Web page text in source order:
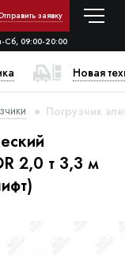
заявку
Сб, 09:00-20:00
Новая
Погрузчик
2,0 т 3,3 м